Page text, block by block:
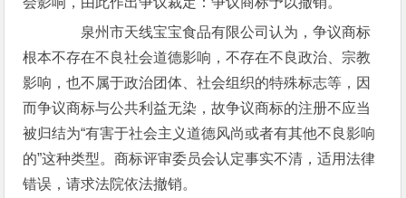
泉州市天线宝宝食品有限公司认为，争议商标
根本不存在不良社会道德影响，不存在不良政治、宗教
影响，也不属于政治团体、社会组织的特殊标志等，因
而争议商标与公共利益无染，故争议商标的注册不应当
被归结为“有害于社会主义道德风尚或者有其他不良影响
的”这种类型。商标评审委员会认定事实不清，适用法律
错误，请求法院依法撤销。